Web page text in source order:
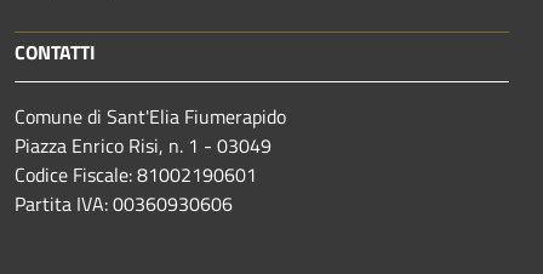
CONTATTI
Comune di Sant'Elia Fiumerapido
Piazza Enrico Risi, n. 1 - 03049
Codice Fiscale: 81002190601
Partita IVA: 00360930606